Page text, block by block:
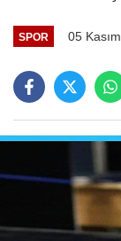
SPOR 05